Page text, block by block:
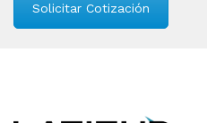
Solicitar Cotización